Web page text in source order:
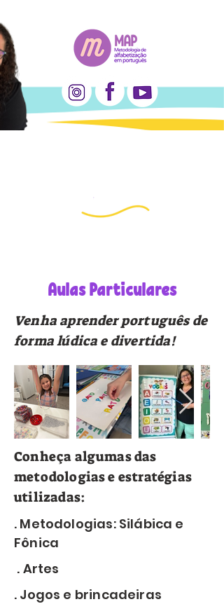
Aulas Particulares
Venha aprender português de
forma lúdica e divertida!
Conheça algumas das
metodologias e estratégias
utilizadas:
. Metodologias: Silábica e
Fônica
. Artes
. Jogos e brincadeiras